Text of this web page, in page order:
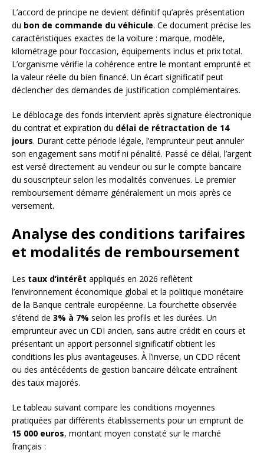
L’accord de principe ne devient définitif qu’après présentation
du bon de commande du véhicule. Ce document précise les
caractéristiques exactes de la voiture : marque, modèle,
kilométrage pour l’occasion, équipements inclus et prix total.
L’organisme vérifie la cohérence entre le montant emprunté et
la valeur réelle du bien financé. Un écart significatif peut
déclencher des demandes de justification complémentaires.
Le déblocage des fonds intervient après signature électronique
du contrat et expiration du délai de rétractation de 14
jours. Durant cette période légale, l’emprunteur peut annuler
son engagement sans motif ni pénalité. Passé ce délai, l’argent
est versé directement au vendeur ou sur le compte bancaire
du souscripteur selon les modalités convenues. Le premier
remboursement démarre généralement un mois après ce
versement.
Analyse des conditions tarifaires
et modalités de remboursement
Les taux d’intérêt appliqués en 2026 reflètent
l’environnement économique global et la politique monétaire
de la Banque centrale européenne. La fourchette observée
s’étend de 3% à 7% selon les profils et les durées. Un
emprunteur avec un CDI ancien, sans autre crédit en cours et
présentant un apport personnel significatif obtient les
conditions les plus avantageuses. À l’inverse, un CDD récent
ou des antécédents de gestion bancaire délicate entraînent
des taux majorés.
Le tableau suivant compare les conditions moyennes
pratiquées par différents établissements pour un emprunt de
15 000 euros, montant moyen constaté sur le marché
français :